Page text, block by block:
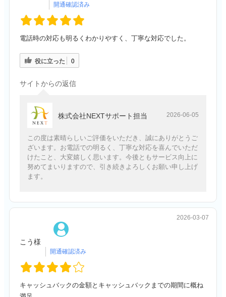
電話時の対応も明るくわかりやすく、丁寧な対応でした。
役に立った 0
サイトからの返信
株式会社NEXTサポート担当 2026-06-05
この度は素晴らしいご評価をいただき、誠にありがとうご
ざいます。お電話での明るく、丁寧な対応を喜んでいただ
けたこと、大変嬉しく思います。今後ともサービス向上に
努めてまいりますので、引き続きよろしくお願い申し上げ
ます。
こう様
2026-03-07
キャッシュバックの金額とキャッシュバックまでの期間に概ね